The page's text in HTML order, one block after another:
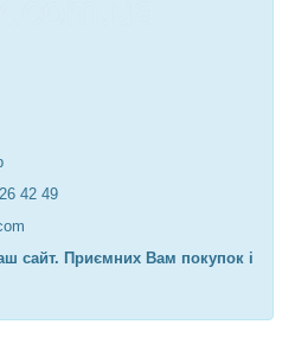
42 49
сайт. Приємних Вам покупок і